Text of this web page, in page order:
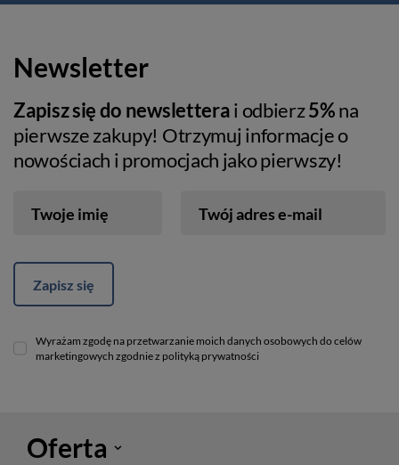
Newsletter
Zapisz się do newsletterai odbierz5%na
pierwsze zakupy! Otrzymuj informacje o
nowościach i promocjach jako pierwszy!
Twoje imię Twój adres e-mail
Zapisz się
Wyrażam zgodę na przetwarzanie moich danych osobowych do celów
marketingowych zgodnie z polityką prywatności
Oferta